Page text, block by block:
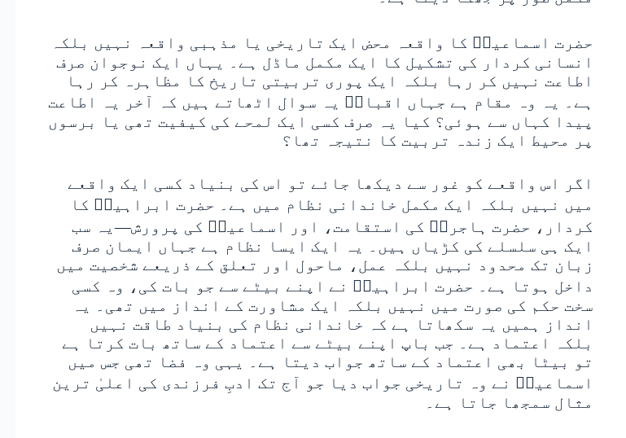
حضرت اسماعیلؑ کا واقعہ محض ایک تاریخی یا مذہبی واقعہ نہیں بلکہ
انسانی کردار کی تشکیل کا ایک مکمل ماڈل ہے۔ یہاں ایک نوجوان صرف
اطاعت نہیں کر رہا بلکہ ایک پوری تربیتی تاریخ کا مظاہرہ کر رہا
ہے۔ یہ وہ مقام ہے جہاں اقبالؒ یہ سوال اٹھاتے ہیں کہ آخر یہ اطاعت
پیدا کہاں سے ہوئی؟ کیا یہ صرف کسی ایک لمحے کی کیفیت تھی یا برسوں
پر محیط ایک زندہ تربیت کا نتیجہ تھا؟
اگر اس واقعے کو غور سے دیکھا جائے تو اس کی بنیاد کسی ایک واقعے
میں نہیں بلکہ ایک مکمل خاندانی نظام میں ہے۔ حضرت ابراہیمؑ کا
کردار، حضرت ہاجرہؑ کی استقامت، اور اسماعیلؑ کی پرورش—یہ سب
ایک ہی سلسلے کی کڑیاں ہیں۔ یہ ایک ایسا نظام ہے جہاں ایمان صرف
زبان تک محدود نہیں بلکہ عمل، ماحول اور تعلق کے ذریعے شخصیت میں
داخل ہوتا ہے۔ حضرت ابراہیمؑ نے اپنے بیٹے سے جو بات کی، وہ کسی
سخت حکم کی صورت میں نہیں بلکہ ایک مشاورت کے انداز میں تھی۔ یہ
انداز ہمیں یہ سکھاتا ہے کہ خاندانی نظام کی بنیاد طاقت نہیں
بلکہ اعتماد ہے۔ جب باپ اپنے بیٹے سے اعتماد کے ساتھ بات کرتا ہے
تو بیٹا بھی اعتماد کے ساتھ جواب دیتا ہے۔ یہی وہ فضا تھی جس میں
اسماعیلؑ نے وہ تاریخی جواب دیا جو آج تک ادبِ فرزندی کی اعلیٰ ترین
مثال سمجھا جاتا ہے۔